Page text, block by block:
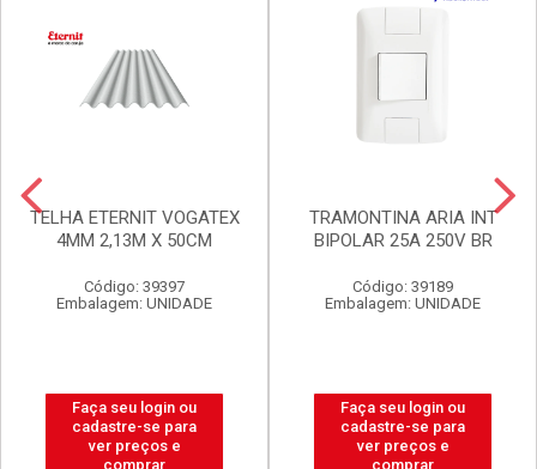
TELHA ETERNIT VOGATEX
4MM 2,13M X 50CM
Código: 39397
Embalagem: UNIDADE
Faça seu login ou
cadastre-se para
ver preços e
comprar
TRAMONTINA ARIA INT
BIPOLAR 25A 250V BR
Código: 39189
Embalagem: UNIDADE
Faça seu login ou
cadastre-se para
ver preços e
comprar